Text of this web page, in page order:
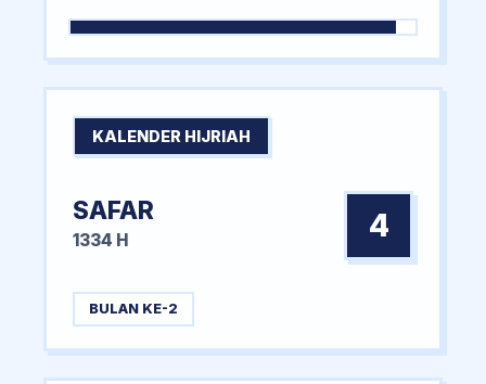
KALENDER HIJRIAH
SAFAR
1334 H 4
BULAN KE-2